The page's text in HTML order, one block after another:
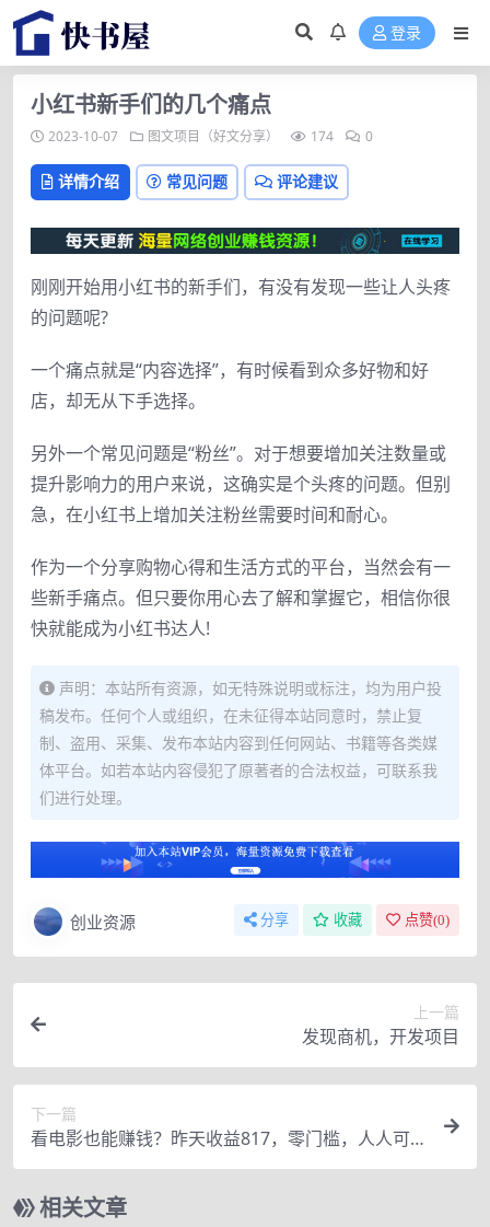
登录
小红书新手们的几个痛点
2023-10-07 图文项目（好文分享） 174 0
详情介绍 常见问题 评论建议
刚刚开始用小红书的新手们，有没有发现一些让人头疼
的问题呢?
一个痛点就是“内容选择”，有时候看到众多好物和好
店，却无从下手选择。
另外一个常见问题是“粉丝”。对于想要增加关注数量或
提升影响力的用户来说，这确实是个头疼的问题。但别
急，在小红书上增加关注粉丝需要时间和耐心。
作为一个分享购物心得和生活方式的平台，当然会有一
些新手痛点。但只要你用心去了解和掌握它，相信你很
快就能成为小红书达人!
声明：本站所有资源，如无特殊说明或标注，均为用户投
稿发布。任何个人或组织，在未征得本站同意时，禁止复
制、盗用、采集、发布本站内容到任何网站、书籍等各类媒
体平台。如若本站内容侵犯了原著者的合法权益，可联系我
们进行处理。
创业资源 分享 收藏 点赞(0)
上一篇
发现商机，开发项目
下一篇
看电影也能赚钱？昨天收益817，零门槛，人人可
做
相关文章